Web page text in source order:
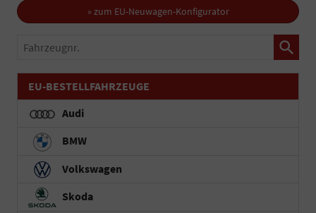
» zum EU-Neuwagen-Konfigurator
Fahrzeugnr.
EU-BESTELLFAHRZEUGE
Audi
BMW
Volkswagen
Skoda